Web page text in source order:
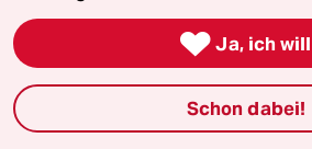
Politik
Öko
 Ja, ich will
Schon dabei!